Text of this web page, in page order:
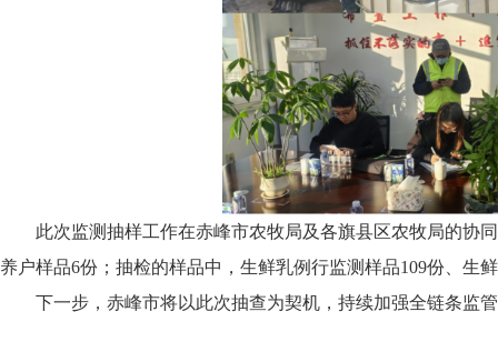
此次监测抽样工作在赤峰市农牧局及各旗县区农牧局的协
养户样品6份；抽检的样品中，生鲜乳例行监测样品109份、生
下一步，赤峰市将以此次抽查为契机，持续加强全链条监